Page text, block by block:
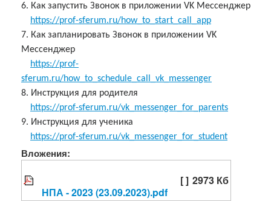
6. Как запустить Звонок в приложении VK Мессенджер
https://prof-sferum.ru/how_to_start_call_app
7. Как запланировать Звонок в приложении VK
Мессенджер
https://prof-
sferum.ru/how_to_schedule_call_vk_messenger
8. Инструкция для родителя
https://prof-sferum.ru/vk_messenger_for_parents
9. Инструкция для ученика
https://prof-sferum.ru/vk_messenger_for_student
Вложения:
НПА - 2023 (23.09.2023).pdf
[ ] 2973 Кб